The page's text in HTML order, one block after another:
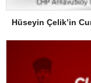
Hüseyin Çelik’in